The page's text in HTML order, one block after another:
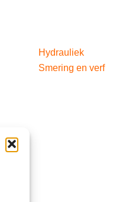
Hydrauliek
Smering en verf